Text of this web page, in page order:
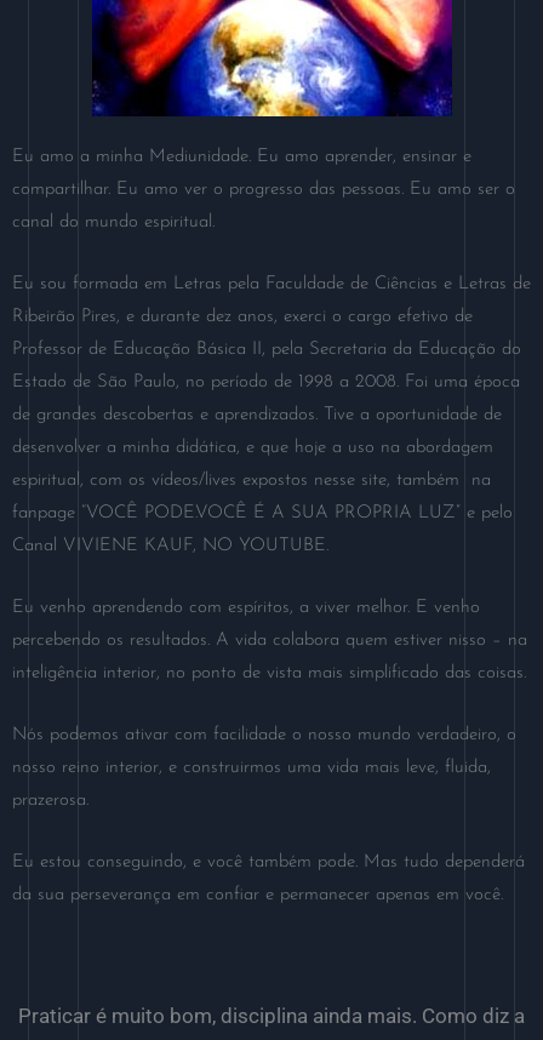
Eu amo a minha Mediunidade. Eu amo aprender, ensinar e
compartilhar. Eu amo ver o progresso das pessoas. Eu amo ser o
canal do mundo espiritual.
Eu sou formada em Letras pela Faculdade de Ciências e Letras de
Ribeirão Pires, e durante dez anos, exerci o cargo efetivo de
Professor de Educação Básica II, pela Secretaria da Educação do
Estado de São Paulo, no período de 1998 a 2008. Foi uma época
de grandes descobertas e aprendizados. Tive a oportunidade de
desenvolver a minha didática, e que hoje a uso na abordagem
espiritual, com os vídeos/lives expostos nesse site, também na
fanpage “VOCÊ PODE.VOCÊ É A SUA PROPRIA LUZ” e pelo
Canal VIVIENE KAUF, NO YOUTUBE.
Eu venho aprendendo com espíritos, a viver melhor. E venho
percebendo os resultados. A vida colabora quem estiver nisso – na
inteligência interior, no ponto de vista mais simplificado das coisas.
Nós podemos ativar com facilidade o nosso mundo verdadeiro, o
nosso reino interior, e construirmos uma vida mais leve, fluida,
prazerosa.
Eu estou conseguindo, e você também pode. Mas tudo dependerá
da sua perseverança em confiar e permanecer apenas em você.
Praticar é muito bom, disciplina ainda mais. Como diz a